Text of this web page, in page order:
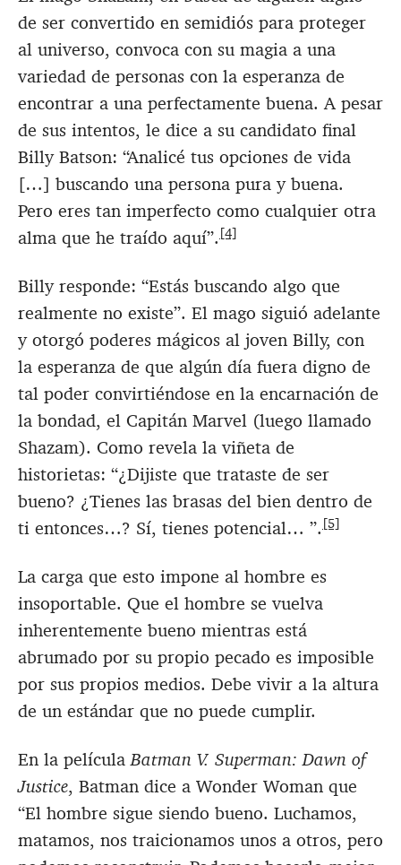
de ser convertido en semidiós para proteger
al universo, convoca con su magia a una
variedad de personas con la esperanza de
encontrar a una perfectamente buena. A pesar
de sus intentos, le dice a su candidato final
Billy Batson: “Analicé tus opciones de vida
[…] buscando una persona pura y buena.
Pero eres tan imperfecto como cualquier otra
alma que he traído aquí”. [4]
Billy responde: “Estás buscando algo que
realmente no existe”. El mago siguió adelante
y otorgó poderes mágicos al joven Billy, con
la esperanza de que algún día fuera digno de
tal poder convirtiéndose en la encarnación de
la bondad, el Capitán Marvel (luego llamado
Shazam). Como revela la viñeta de
historietas: “¿Dijiste que trataste de ser
bueno? ¿Tienes las brasas del bien dentro de
ti entonces…? Sí, tienes potencial… ”. [5]
La carga que esto impone al hombre es
insoportable. Que el hombre se vuelva
inherentemente bueno mientras está
abrumado por su propio pecado es imposible
por sus propios medios. Debe vivir a la altura
de un estándar que no puede cumplir.
En la películaBatman V. Superman: Dawn of
Justice, Batman dice a Wonder Woman que
“El hombre sigue siendo bueno. Luchamos,
matamos, nos traicionamos unos a otros, pero